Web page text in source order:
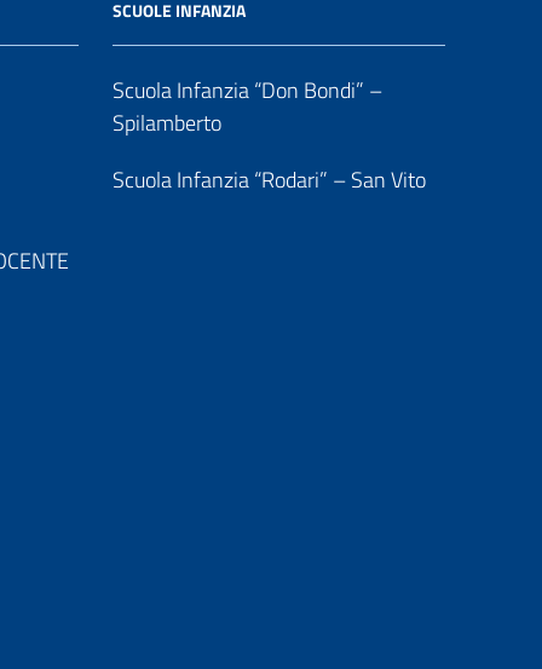
SCUOLE INFANZIA
Scuola Infanzia “Don Bondi” –
Spilamberto
Scuola Infanzia “Rodari” – San Vito